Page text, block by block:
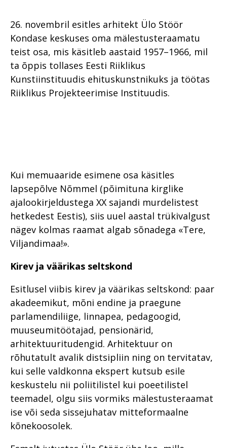
26. novembril esitles arhitekt Ülo Stöör
Kondase keskuses oma mälestusteraamatu
teist osa, mis käsitleb aastaid 1957–1966, mil
ta õppis tollases Eesti Riiklikus
Kunstiinstituudis ehituskunstnikuks ja töötas
Riiklikus Projekteerimise Instituudis.
Kui memuaaride esimene osa käsitles
lapsepõlve Nõmmel (põimituna kirglike
ajalookirjeldustega XX sajandi murdelistest
hetkedest Eestis), siis uuel aastal trükivalgust
nägev kolmas raamat algab sõnadega «Tere,
Viljandimaa!».
Kirev ja väärikas seltskond
Esitlusel viibis kirev ja väärikas seltskond: paar
akadeemikut, mõni endine ja praegune
parlamendiliige, linnapea, pedagoogid,
muuseumitöötajad, pensionärid,
arhitektuuritudengid. Arhitektuur on
rõhutatult avalik distsipliin ning on tervitatav,
kui selle valdkonna ekspert kutsub esile
keskustelu nii poliitilistel kui poeetilistel
teemadel, olgu siis vormiks mälestusteraamat
ise või seda sissejuhatav mitteformaalne
kõnekoosolek.